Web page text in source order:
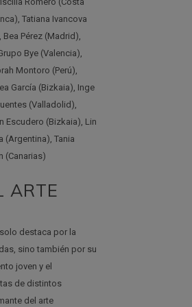
Tatiana Ivancova
Bea Pérez (Madrid),
Bye (Valencia),
Montoro (Perú),
García (Bizkaia), Inge
(Valladolid),
Escudero (Bizkaia), Lin
(Argentina), Tania
(Canarias)
ARTE
destaca por la
sino también por su
joven y el
de distintos
del arte